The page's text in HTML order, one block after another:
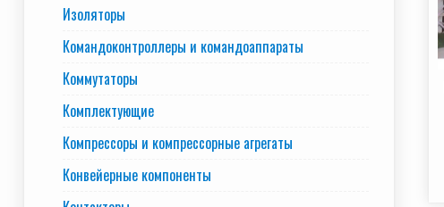
Изоляторы
Командоконтроллеры и командоаппараты
Коммутаторы
Комплектующие
Компрессоры и компрессорные агрегаты
Конвейерные компоненты